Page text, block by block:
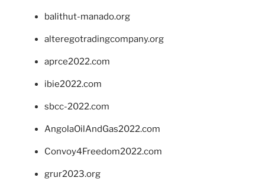
balithut-manado.org
alteregotradingcompany.org
aprce2022.com
ibie2022.com
sbcc-2022.com
AngolaOilAndGas2022.com
Convoy4Freedom2022.com
grur2023.org